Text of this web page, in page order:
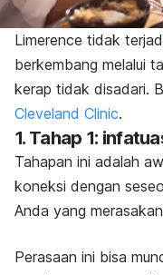
Limerence tidak
berkembang melalui
kerap tidak disadari.
Cleveland Clinic.
1. Tahap 1:
Tahapan ini adalah
koneksi dengan
Anda yang
Perasaan ini bisa